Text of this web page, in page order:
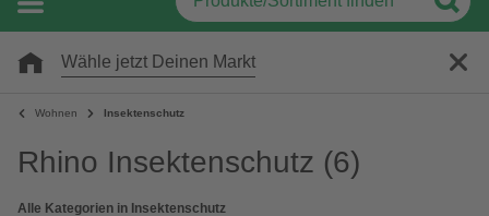
Wähle jetzt Deinen Markt
Wohnen Insektenschutz
Rhino Insektenschutz (6)
Alle Kategorien in Insektenschutz